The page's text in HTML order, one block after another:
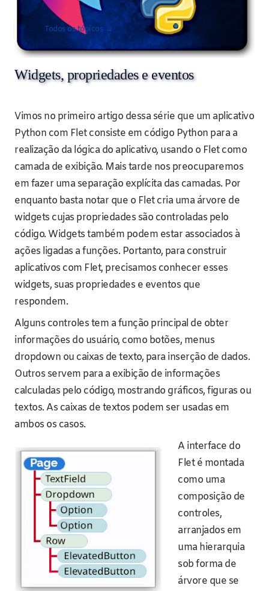
Todos os tópicos →
Widgets, propriedades e eventos
Vimos no primeiro artigo dessa série que um aplicativo
Python com Flet consiste em código Python para a
realização da lógica do aplicativo, usando o Flet como
camada de exibição. Mais tarde nos preocuparemos
em fazer uma separação explícita das camadas. Por
enquanto basta notar que o Flet cria uma árvore de
widgets cujas propriedades são controladas pelo
código. Widgets também podem estar associados à
ações ligadas a funções. Portanto, para construir
aplicativos com Flet, precisamos conhecer esses
widgets, suas propriedades e eventos que
respondem.
Alguns controles tem a função principal de obter
informações do usuário, como botões, menus
dropdown ou caixas de texto, para inserção de dados.
Outros servem para a exibição de informações
calculadas pelo código, mostrando gráficos, figuras ou
textos. As caixas de textos podem ser usadas em
ambos os casos.
A interface do
Flet é montada
como uma
composição de
controles,
arranjados em
uma hierarquia
sob forma de
árvore que se